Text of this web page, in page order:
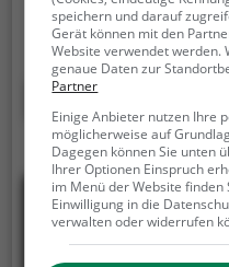
romantisches Date
Bump Boats ist die
kommen sowohl
Sportbegeisterte und
Kosten.
Mehr erfahren
speichern und darauf
Gerät können mit den
Website verwendet werden.
genaue Daten zur
Partner
Einige Anbieter nutzen Ihre
möglicherweise auf
Dagegen können Sie unten
Ihrer Optionen Einspruch
im Menü der Website finden
Einwilligung in die
verwalten oder widerrufen